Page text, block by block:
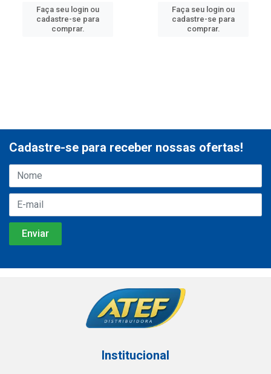
Faça seu login ou
cadastre-se para
comprar.
Faça seu login ou
cadastre-se para
comprar.
Cadastre-se para receber nossas ofertas!
Institucional